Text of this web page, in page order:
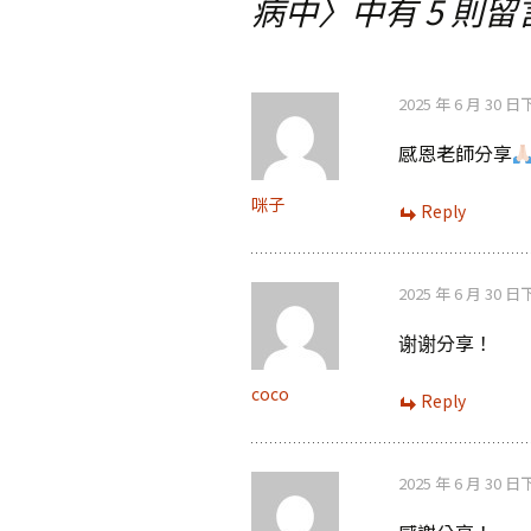
病中〉中有 5 則留
咪子
2025 年 6 月 30 日
感恩老師分享
Reply
coco
2025 年 6 月 30 日
谢谢分享！
Reply
2025 年 6 月 30 日